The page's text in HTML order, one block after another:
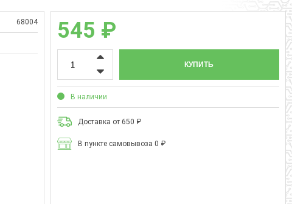
68004 545 ₽
КУПИТЬ
В наличии
Доставка от 650 ₽
В пункте самовывоза 0 ₽